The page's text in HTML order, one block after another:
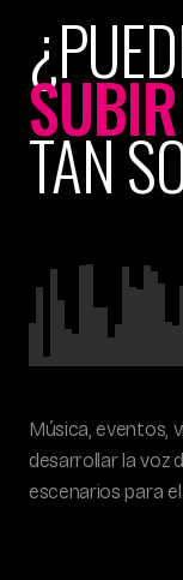
TAN
Música, eventos,
desarrollar la voz
escenarios para